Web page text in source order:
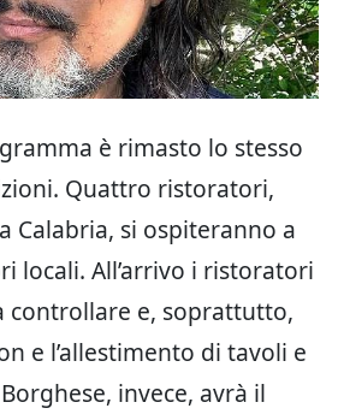
è rimasto lo stesso
Quattro ristoratori,
Calabria, si ospiteranno a
locali. All’arrivo i ristoratori
controllare e, soprattutto,
e l’allestimento di tavoli e
invece, avrà il